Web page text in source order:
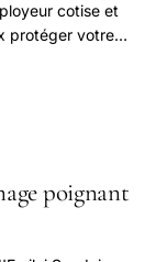
cotise et
protéger votre
poignant